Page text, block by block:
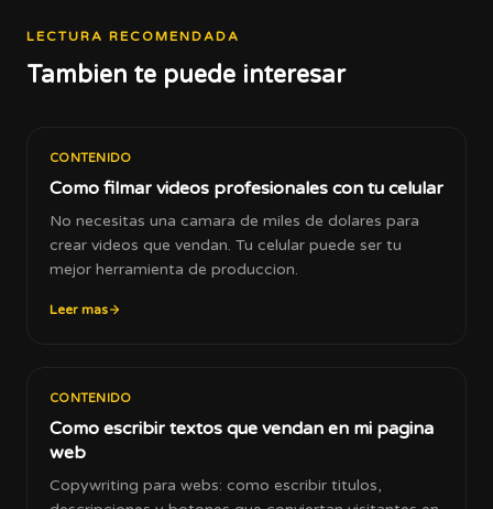
LECTURA RECOMENDADA
Tambien te puede interesar
CONTENIDO
Como filmar videos profesionales con tu celular
No necesitas una camara de miles de dolares para
crear videos que vendan. Tu celular puede ser tu
mejor herramienta de produccion.
Leer mas
CONTENIDO
Como escribir textos que vendan en mi pagina
web
Copywriting para webs: como escribir titulos,